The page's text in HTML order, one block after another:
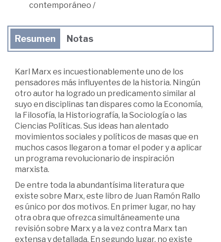
contemporáneo /
Resumen Notas
Karl Marx es incuestionablemente uno de los
pensadores más influyentes de la historia. Ningún
otro autor ha logrado un predicamento similar al
suyo en disciplinas tan dispares como la Economía,
la Filosofía, la Historiografía, la Sociología o las
Ciencias Políticas. Sus ideas han alentado
movimientos sociales y políticos de masas que en
muchos casos llegaron a tomar el poder y a aplicar
un programa revolucionario de inspiración
marxista.
De entre toda la abundantísima literatura que
existe sobre Marx, este libro de Juan Ramón Rallo
es único por dos motivos. En primer lugar, no hay
otra obra que ofrezca simultáneamente una
revisión sobre Marx y a la vez contra Marx tan
extensa y detallada. En segundo lugar, no existe